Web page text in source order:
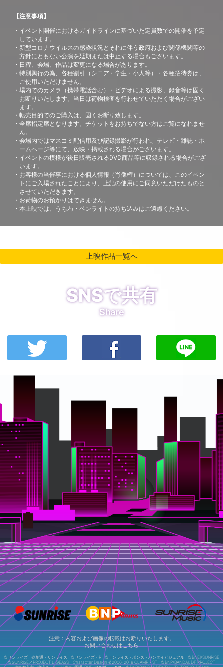
【注意事項】
イベント開催におけるガイドラインに基づいた定員数での開催を予定
しています。
新型コロナウイルスの感染状況とそれに伴う政府および関係機関等の
方針にともない公演を延期または中止する場合もございます。
日程、会場、作品は変更になる場合があります。
特別興行の為、各種割引（シニア・学生・小人等）・各種招待券は、
ご使用いただけません。
場内でのカメラ（携帯電話含む）・ビデオによる撮影、録音等は固く
お断りいたします。当日は荷物検査を行わせていただく場合がござい
ます。
転売目的でのご購入は、固くお断り致します。
全席指定席となります。チケットをお持ちでない方はご覧になれませ
ん。
会場内ではマスコミ配信用及び記録撮影が行われ、テレビ・雑誌・ホ
ームページ等にて、放映・掲載される場合がございます。
イベントの模様が後日販売されるDVD商品等に収録される場合がござ
います。
お客様の当催事における個人情報（肖像権）については、このイベン
トにご入場されたことにより、上記の使用にご同意いただけたものと
させていただきます。
お荷物のお預かりはできません。
本上映では、うちわ・ペンライトの持ち込みはご遠慮ください。
上映作品一覧へ
SNSで共有
Share
注意：内容および画像の転載はお断りいたします。
お問い合わせはこちら
©サンライズ ©創通・サンライズ ©サンライズ・R ©サンライズ・ボンズ・バンダイビジュアル
©BNEI/SUNRISE
©SUNRISE／PROJECT L-GEASS Character Design ©2006-2018 CLAMP・ST
©BNP/BANDAI, DF PROJECT